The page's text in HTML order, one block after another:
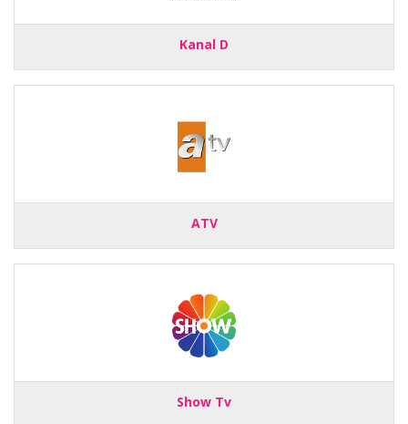
Kanal D
ATV
Show Tv